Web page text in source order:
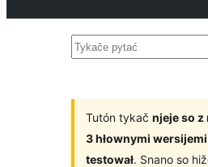
Tykače
Tutón tykač njeje so
3 hłownymi
testował. Snano so